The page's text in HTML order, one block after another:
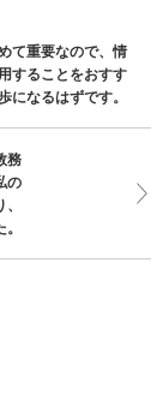
て重要なので、情
することをおすす
になるはずです。
務
の